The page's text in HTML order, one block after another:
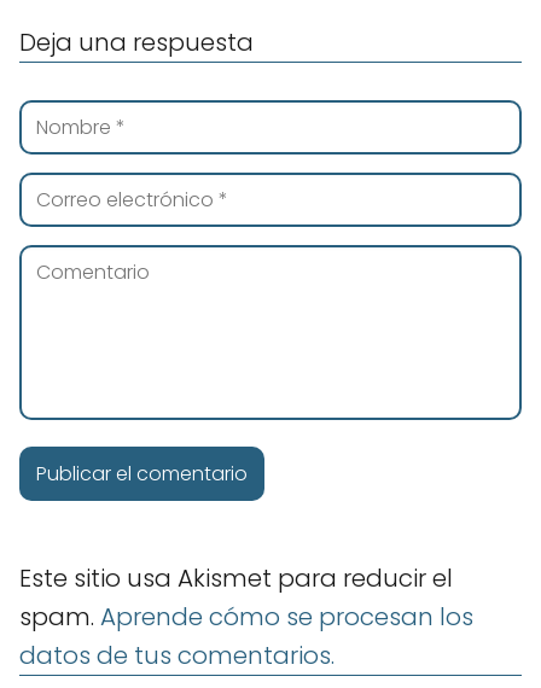
Deja una respuesta
Este sitio usa Akismet para reducir el
spam. Aprende cómo se procesan los
datos de tus comentarios.